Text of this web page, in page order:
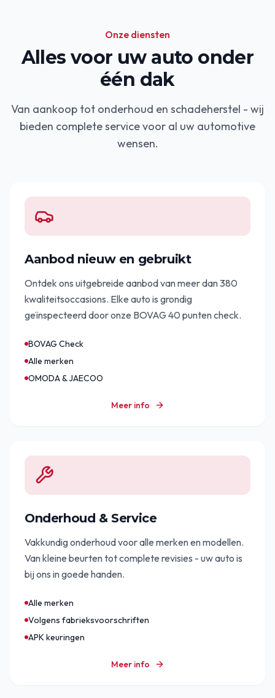
Onze diensten
Alles voor uw auto onder
één dak
Van aankoop tot onderhoud en schadeherstel - wij
bieden complete service voor al uw automotive
wensen.
Aanbod nieuw en gebruikt
Ontdek ons uitgebreide aanbod van meer dan 380
kwaliteitsoccasions. Elke auto is grondig
geïnspecteerd door onze BOVAG 40 punten check.
BOVAG Check
Alle merken
OMODA & JAECOO
Meer info
Onderhoud & Service
Vakkundig onderhoud voor alle merken en modellen.
Van kleine beurten tot complete revisies - uw auto is
bij ons in goede handen.
Alle merken
Volgens fabrieksvoorschriften
APK keuringen
Meer info